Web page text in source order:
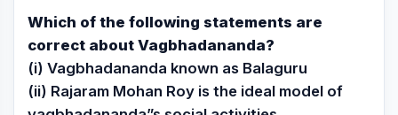
Which of the following statements are
correct about Vagbhadananda?
(i) Vagbhadananda known as Balaguru
(ii) Rajaram Mohan Roy is the ideal model of